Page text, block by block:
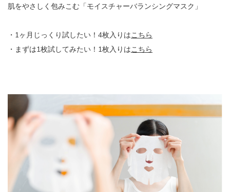
肌をやさしく包みこむ「モイスチャーバランシングマスク」
・1ヶ月じっくり試したい！4枚入りはこちら
・まずは1枚試してみたい！1枚入りはこちら